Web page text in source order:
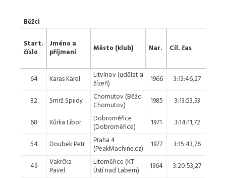
Běžci
Start.
číslo
Jméno a
příjmení
Město (klub) Nar. Cíl. čas
64 Karas Karel
Litvínov (udělat si
žízeň)
1966 3:13:46,27
82 Smrž Spiidy
Chomutov (Běžci
Chomutov)
1985 3:13:53,93
68 Kůrka Libor
Dobroměřice
(Dobroměřice)
1971 3:14:11,72
54 Doubek Petr
Praha 4
(PeakMachine.cz)
1977 3:15:43,76
49
Vakrčka
Pavel
Litoměřice (KT
Ústí nad Labem)
1964 3:20:53,27